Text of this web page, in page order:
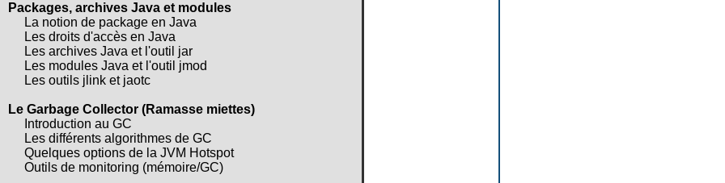
Packages, archives Java et modules
La notion de package en Java
Les droits d'accès en Java
Les archives Java et l'outil jar
Les modules Java et l'outil jmod
Les outils jlink et jaotc
Le Garbage Collector (Ramasse miettes)
Introduction au GC
Les différents algorithmes de GC
Quelques options de la JVM Hotspot
Outils de monitoring (mémoire/GC)